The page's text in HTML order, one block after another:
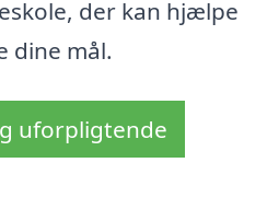
der kan hjælpe
dine mål.
uforpligtende